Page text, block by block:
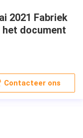
2021 Fabriek
document
Contacteer ons